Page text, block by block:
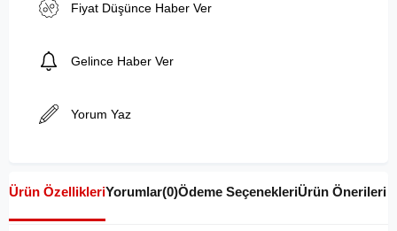
Fiyat Düşünce Haber Ver
Gelince Haber Ver
Yorum Yaz
Ürün ÖzellikleriYorumlar(0)Ödeme SeçenekleriÜrün Önerileri